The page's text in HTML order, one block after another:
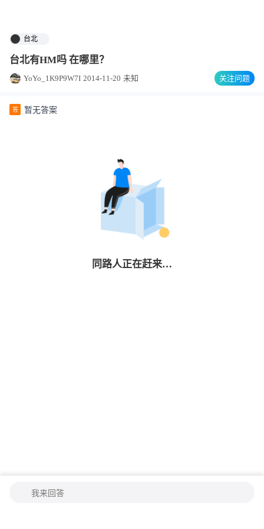
台北
台北有HM吗 在哪里？
YoYo_1K9P9W7I 2014-11-20 未知 关注问题
答 暂无答案
同路人正在赶来…